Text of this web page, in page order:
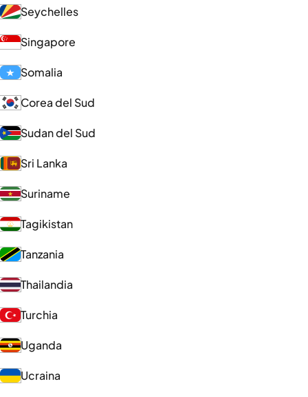
Seychelles
Singapore
Somalia
Corea del Sud
Sudan del Sud
Sri Lanka
Suriname
Tagikistan
Tanzania
Thailandia
Turchia
Uganda
Ucraina